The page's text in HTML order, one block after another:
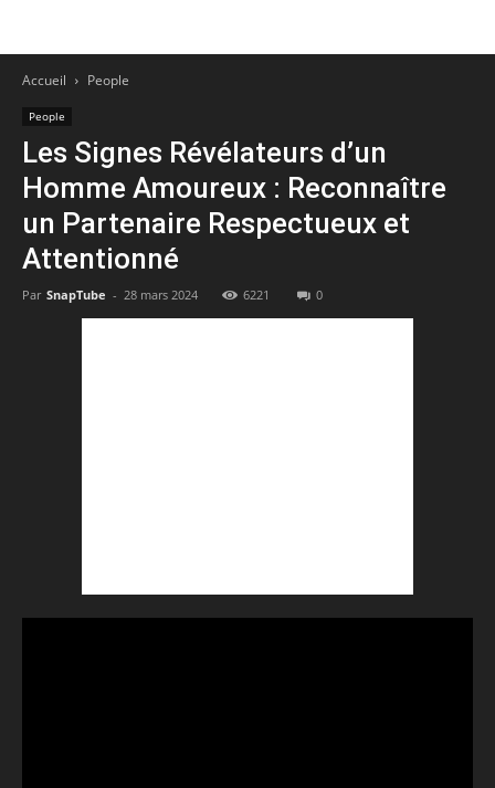
Accueil People
People
Les Signes Révélateurs d’un
Homme Amoureux : Reconnaître
un Partenaire Respectueux et
Attentionné
Par SnapTube - 28 mars 2024 6221 0